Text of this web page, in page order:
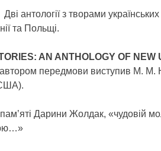
Дві антології з творами
та Польщі.
AN ANTHOLOGY OF
передмови виступив М. М.
Дарини Жолдак, «чудовій